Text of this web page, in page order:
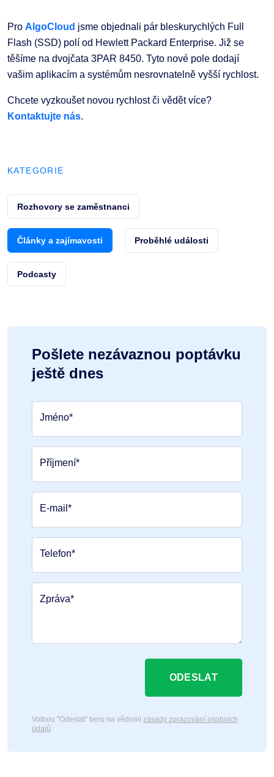
Pro AlgoCloud jsme objednali pár bleskurychlých Full
Flash (SSD) polí od Hewlett Packard Enterprise. Již se
těšíme na dvojčata 3PAR 8450. Tyto nové pole dodají
vašim aplikacím a systémům nesrovnatelně vyšší rychlost.
Chcete vyzkoušet novou rychlost či vědět více?
Kontaktujte nás.
KATEGORIE
Rozhovory se zaměstnanci
Články a zajímavosti Proběhlé události
Podcasty
Pošlete nezávaznou poptávku
ještě dnes
Jméno*
Příjmení*
E-mail*
Telefon*
Zpráva*
ODESLAT
Volbou "Odeslat" beru na vědomí zásady zpracování osobních
údajů.